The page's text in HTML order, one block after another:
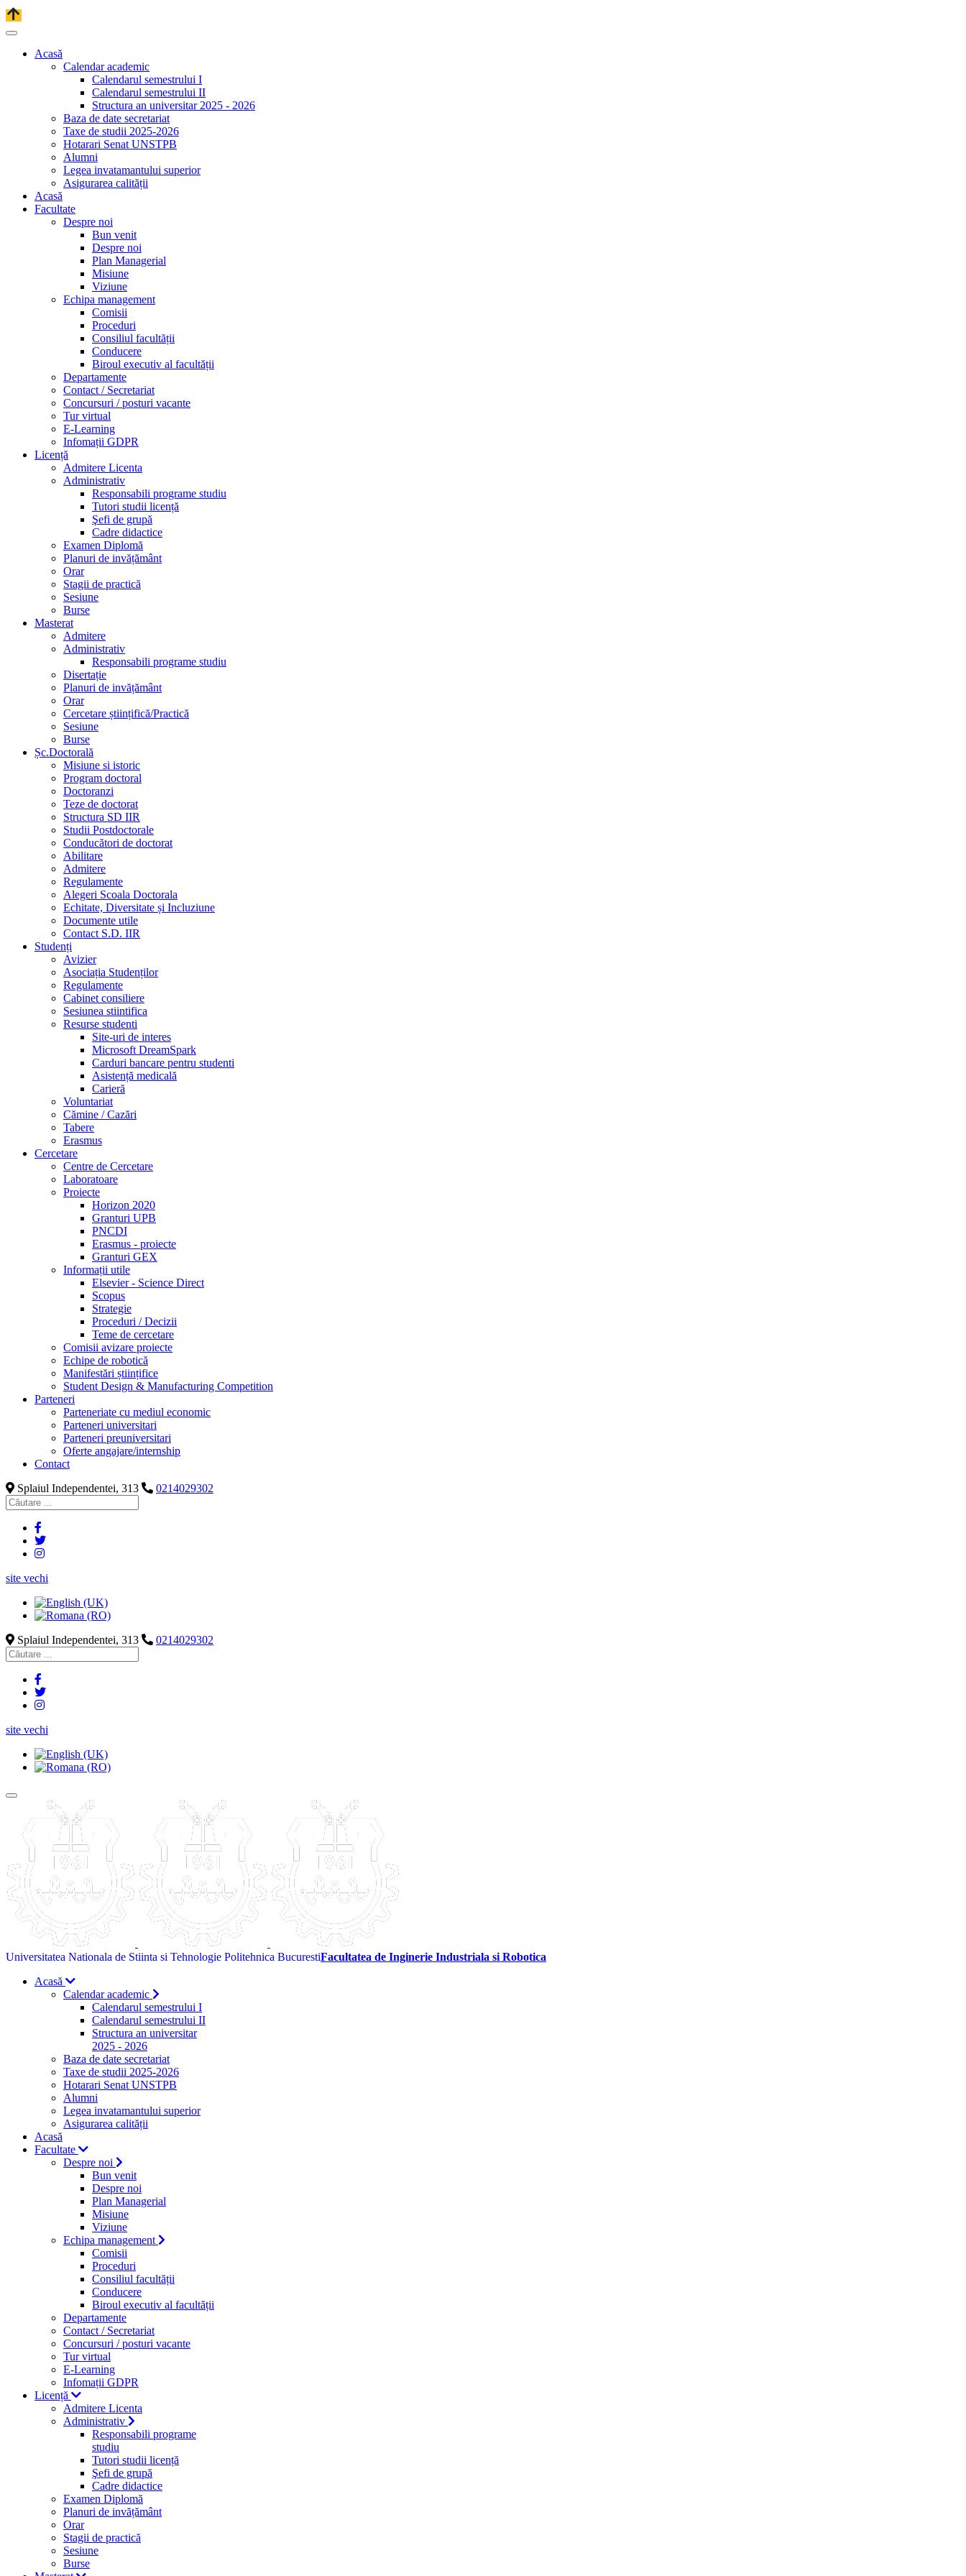
Acasă
Calendar academic
Calendarul semestrului I
Calendarul semestrului II
Structura an universitar 2025 - 2026
Baza de date secretariat
Taxe de studii 2025-2026
Hotarari Senat UNSTPB
Alumni
Legea invatamantului superior
Asigurarea calității
Acasă
Facultate
Despre noi
Bun venit
Despre noi
Plan Managerial
Misiune
Viziune
Echipa management
Comisii
Proceduri
Consiliul facultății
Conducere
Biroul executiv al facultății
Departamente
Contact / Secretariat
Concursuri / posturi vacante
Tur virtual
E-Learning
Infomații GDPR
Licență
Admitere Licenta
Administrativ
Responsabili programe studiu
Tutori studii licență
Şefi de grupă
Cadre didactice
Examen Diplomă
Planuri de invățământ
Orar
Stagii de practică
Sesiune
Burse
Masterat
Admitere
Administrativ
Responsabili programe studiu
Disertație
Planuri de invățământ
Orar
Cercetare științifică/Practică
Sesiune
Burse
Șc.Doctorală
Misiune si istoric
Program doctoral
Doctoranzi
Teze de doctorat
Structura SD IIR
Studii Postdoctorale
Conducători de doctorat
Abilitare
Admitere
Regulamente
Alegeri Scoala Doctorala
Echitate, Diversitate și Incluziune
Documente utile
Contact S.D. IIR
Studenți
Avizier
Asociația Studenților
Regulamente
Cabinet consiliere
Sesiunea stiintifica
Resurse studenti
Site-uri de interes
Microsoft DreamSpark
Carduri bancare pentru studenti
Asistență medicală
Carieră
Voluntariat
Cămine / Cazări
Tabere
Erasmus
Cercetare
Centre de Cercetare
Laboratoare
Proiecte
Horizon 2020
Granturi UPB
PNCDI
Erasmus - proiecte
Granturi GEX
Informații utile
Elsevier - Science Direct
Scopus
Strategie
Proceduri / Decizii
Teme de cercetare
Comisii avizare proiecte
Echipe de robotică
Manifestări științifice
Student Design & Manufacturing Competition
Parteneri
Parteneriate cu mediul economic
Parteneri universitari
Parteneri preuniversitari
Oferte angajare/internship
Contact
Splaiul Independentei, 313
0214029302
site vechi
Splaiul Independentei, 313 0214029302
site vechi
Universitatea Nationala de Stiinta si Tehnologie Politehnica BucurestiFacultatea de Inginerie Industriala si Robotica
Acasă
Calendar academic
Calendarul semestrului I
Calendarul semestrului II
Structura an universitar
2025 - 2026
Baza de date secretariat
Taxe de studii 2025-2026
Hotarari Senat UNSTPB
Alumni
Legea invatamantului superior
Asigurarea calității
Acasă
Facultate
Despre noi
Bun venit
Despre noi
Plan Managerial
Misiune
Viziune
Echipa management
Comisii
Proceduri
Consiliul facultății
Conducere
Biroul executiv al facultății
Departamente
Contact / Secretariat
Concursuri / posturi vacante
Tur virtual
E-Learning
Infomații GDPR
Licență
Admitere Licenta
Administrativ
Responsabili programe
studiu
Tutori studii licență
Şefi de grupă
Cadre didactice
Examen Diplomă
Planuri de invățământ
Orar
Stagii de practică
Sesiune
Burse